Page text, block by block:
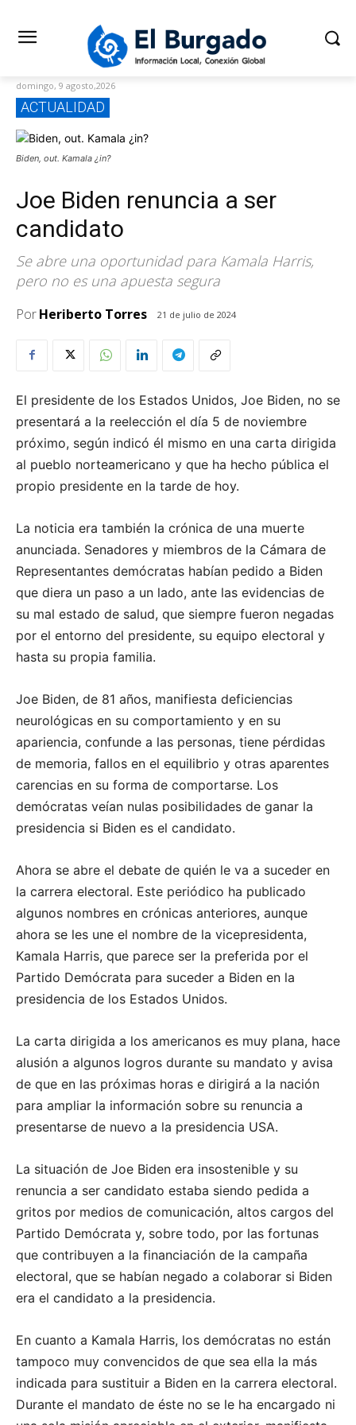
domingo, 9 agosto,2026
ACTUALIDAD
Biden, out. Kamala ¿in?
Joe Biden renuncia a ser
candidato
Se abre una oportunidad para Kamala Harris,
pero no es una apuesta segura
PorHeriberto Torres 21 de julio de 2024
El presidente de los Estados Unidos, Joe Biden, no se
presentará a la reelección el día 5 de noviembre
próximo, según indicó él mismo en una carta dirigida
al pueblo norteamericano y que ha hecho pública el
propio presidente en la tarde de hoy.
La noticia era también la crónica de una muerte
anunciada. Senadores y miembros de la Cámara de
Representantes demócratas habían pedido a Biden
que diera un paso a un lado, ante las evidencias de
su mal estado de salud, que siempre fueron negadas
por el entorno del presidente, su equipo electoral y
hasta su propia familia.
Joe Biden, de 81 años, manifiesta deficiencias
neurológicas en su comportamiento y en su
apariencia, confunde a las personas, tiene pérdidas
de memoria, fallos en el equilibrio y otras aparentes
carencias en su forma de comportarse. Los
demócratas veían nulas posibilidades de ganar la
presidencia si Biden es el candidato.
Ahora se abre el debate de quién le va a suceder en
la carrera electoral. Este periódico ha publicado
algunos nombres en crónicas anteriores, aunque
ahora se les une el nombre de la vicepresidenta,
Kamala Harris, que parece ser la preferida por el
Partido Demócrata para suceder a Biden en la
presidencia de los Estados Unidos.
La carta dirigida a los americanos es muy plana, hace
alusión a algunos logros durante su mandato y avisa
de que en las próximas horas e dirigirá a la nación
para ampliar la información sobre su renuncia a
presentarse de nuevo a la presidencia USA.
La situación de Joe Biden era insostenible y su
renuncia a ser candidato estaba siendo pedida a
gritos por medios de comunicación, altos cargos del
Partido Demócrata y, sobre todo, por las fortunas
que contribuyen a la financiación de la campaña
electoral, que se habían negado a colaborar si Biden
era el candidato a la presidencia.
En cuanto a Kamala Harris, los demócratas no están
tampoco muy convencidos de que sea ella la más
indicada para sustituir a Biden en la carrera electoral.
Durante el mandato de éste no se le ha encargado ni